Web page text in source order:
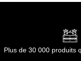
Opérations
Plus de 30 000 produits